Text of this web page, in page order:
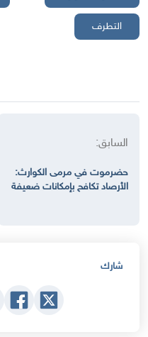
التطرف
السابق:
حضرموت في مرمى الكوارث:
الأرصاد تكافح بإمكانات ضعيفة
شارك